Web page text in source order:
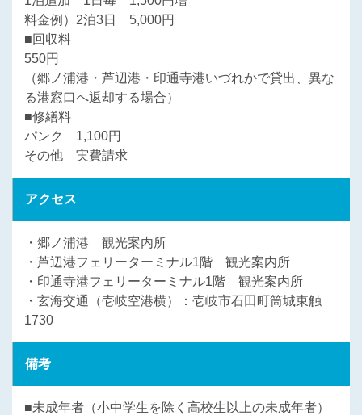
料金例）2泊3日 5,000円
■回収料
550円
（郷ノ浦港・芦辺港・印通寺港いづれかで貸出、異な
る港窓口へ返却する場合）
■修繕料
パンク 1,100円
その他 実費請求
アクセス
・郷ノ浦港 観光案内所
・芦辺港フェリーターミナル1階 観光案内所
・印通寺港フェリーターミナル1階 観光案内所
・玄海交通（壱岐空港横）：壱岐市石田町筒城東触
1730
備考
■未成年者（小中学生を除く高校生以上の未成年者）